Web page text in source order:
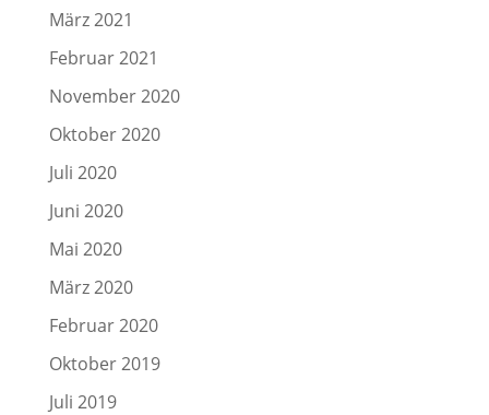
März 2021
Februar 2021
November 2020
Oktober 2020
Juli 2020
Juni 2020
Mai 2020
März 2020
Februar 2020
Oktober 2019
Juli 2019